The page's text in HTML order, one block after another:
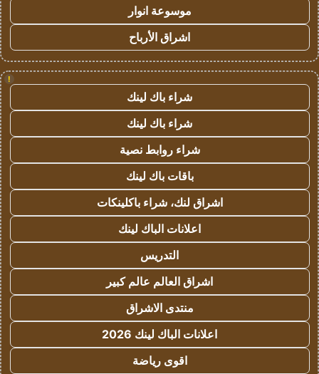
موسوعة انوار
اشراق الأرباح
!
شراء باك لينك
شراء باك لينك
شراء روابط نصية
باقات باك لينك
اشراق لنك، شراء باكلينكات
اعلانات الباك لينك
التدريس
اشراق العالم عالم كبير
منتدى الاشراق
اعلانات الباك لينك 2026
اقوى رياضة